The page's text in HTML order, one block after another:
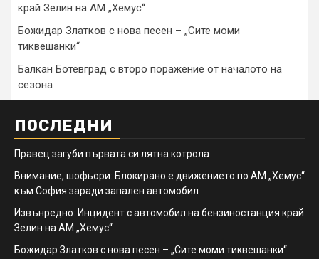
край Зелин на АМ „Хемус“
Божидар Златков с нова песен – „Сите моми
тиквешанки“
Балкан Ботевград с второ поражение от началото на
сезона
ПОСЛЕДНИ
Правец загуби първата си лятна котрола
Внимание, шофьори: Блокирано е движението по АМ „Хемус“
към София заради запален автомобил
Извънредно: Инцидент с автомобил на бензиностанция край
Зелин на АМ „Хемус“
Божидар Златков с нова песен – „Сите моми тиквешанки“